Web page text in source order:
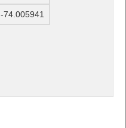
-74.005941